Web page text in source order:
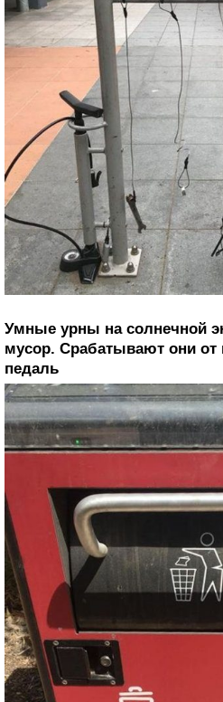
Умные урны на солнечной
мусор. Срабатывают они от
педаль